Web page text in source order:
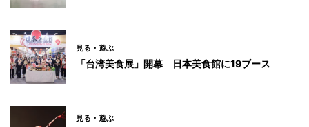
見る・遊ぶ
「台湾美食展」開幕 日本美食館に19ブース
見る・遊ぶ